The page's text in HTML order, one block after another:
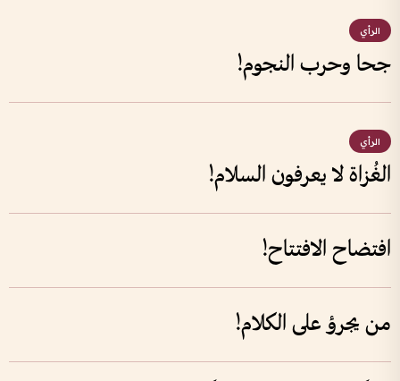
الرأي
جحا وحرب النجوم!
الرأي
الغُزاة لا يعرفون السلام!
افتضاح الافتتاح!
من يجرؤ على الكلام!